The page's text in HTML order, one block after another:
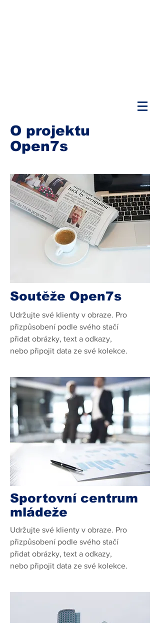
O projektu
Open7s
Soutěže Open7s
Udržujte své klienty v obraze. Pro
přizpůsobení podle svého stačí
přidat obrázky, text a odkazy,
nebo připojit data ze své kolekce.
Sportovní centrum
mládeže
Udržujte své klienty v obraze. Pro
přizpůsobení podle svého stačí
přidat obrázky, text a odkazy,
nebo připojit data ze své kolekce.